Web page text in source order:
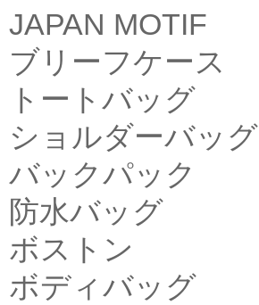
JAPAN MOTIF
ブリーフケース
トートバッグ
ショルダーバッグ
バックパック
防水バッグ
ボストン
ボディバッグ